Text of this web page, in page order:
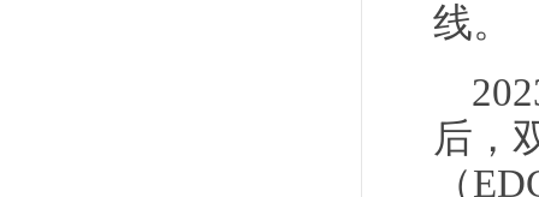
线。
后，
（